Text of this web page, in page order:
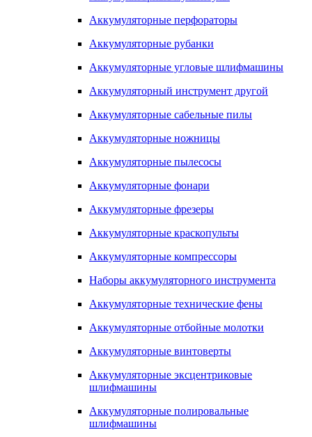
Аккумуляторные перфораторы
Аккумуляторные рубанки
Аккумуляторные угловые шлифмашины
Аккумуляторный инструмент другой
Аккумуляторные сабельные пилы
Аккумуляторные ножницы
Аккумуляторные пылесосы
Аккумуляторные фонари
Аккумуляторные фрезеры
Аккумуляторные краскопульты
Аккумуляторные компрессоры
Наборы аккумуляторного инструмента
Аккумуляторные технические фены
Аккумуляторные отбойные молотки
Аккумуляторные винтоверты
Аккумуляторные эксцентриковые
шлифмашины
Аккумуляторные полировальные
шлифмашины